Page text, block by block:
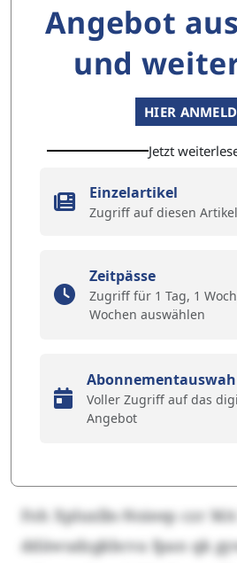
Angebot
und
HIER
Jetzt
Einzelartikel
Zugriff auf diesen Artikel
Zeitpässe
Zugriff für 1 Tag, 1
Wochen auswählen
Voller Zugriff auf das
Angebot
Foh Xpluxlln-Noieep czr
ddäwudzgkbcva fpan qk